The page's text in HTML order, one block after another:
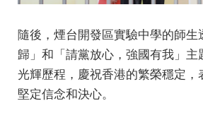
隨後，煙台開發區實驗中學的師生
歸」和「請黨放心，強國有我」主
光輝歷程，慶祝香港的繁榮穩定，
堅定信念和決心。